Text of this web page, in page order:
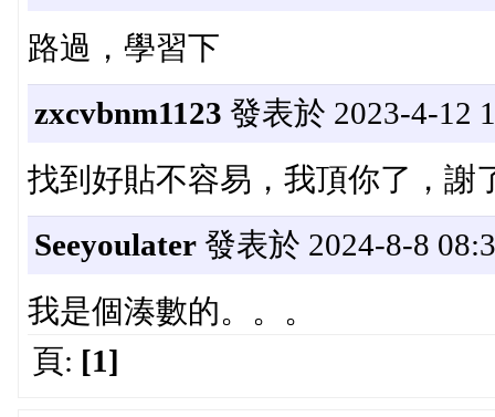
路過，學習下
zxcvbnm1123 發表於 2023-4-12
找到好貼不容易，我頂你了，謝
Seeyoulater發表於 2024-8-8
我是個湊數的。。。
頁: [1]